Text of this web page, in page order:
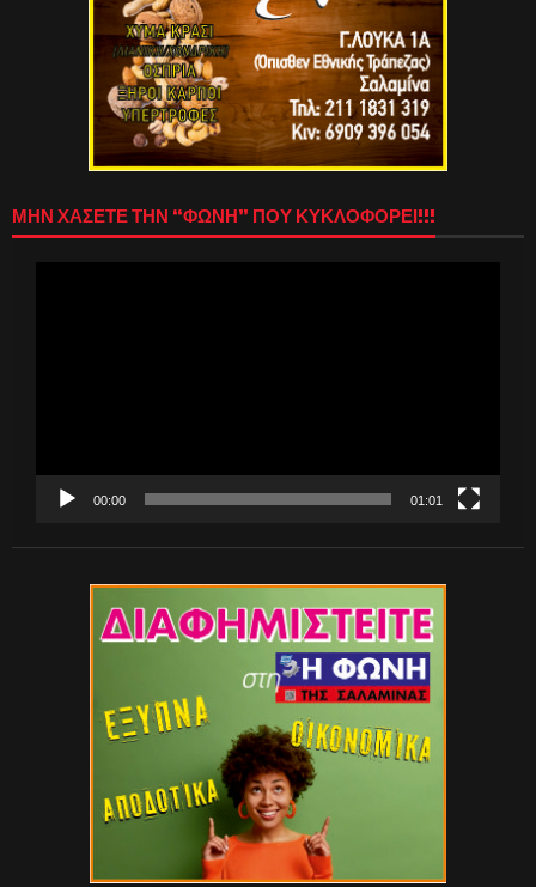
ΜΗΝ ΧΑΣΕΤΕ ΤΗΝ “ΦΩΝΗ” ΠΟΥ ΚΥΚΛΟΦΟΡΕΙ!!!
00:00 01:01